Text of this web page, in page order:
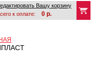
Вашу корзину
к оплате:
0 р.